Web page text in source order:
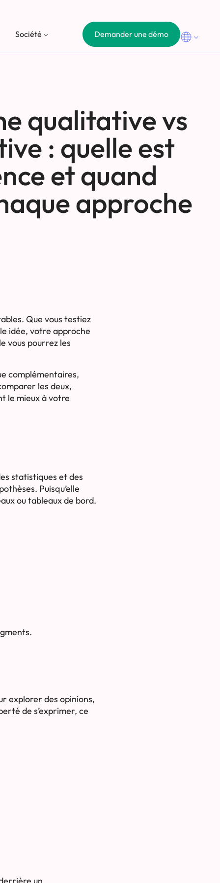
Société Demander une démo
qualitative vs
: quelle est
et quand
approche
Que vous testiez
idée, votre approche
vous pourrez les
complémentaires,
les deux,
le mieux à votre
statistiques et des
Puisqu’elle
ou tableaux de bord.
explorer des opinions,
de s’exprimer, ce
un